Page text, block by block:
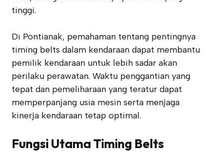
tinggi.
Di Pontianak, pemahaman tentang pentingnya
timing belts dalam kendaraan dapat membantu
pemilik kendaraan untuk lebih sadar akan
perilaku perawatan. Waktu penggantian yang
tepat dan pemeliharaan yang teratur dapat
memperpanjang usia mesin serta menjaga
kinerja kendaraan tetap optimal.
Fungsi Utama Timing Belts